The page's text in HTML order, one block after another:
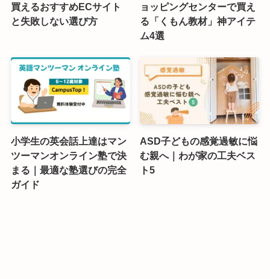
買えるおすすめECサイト
と失敗しない選び方
ョッピングセンターで買え
る「くもん教材」神アイテ
ム4選
小学生の英会話上達はマン
ツーマンオンライン塾で決
まる｜最適な塾選びの完全
ガイド
ASD子どもの感覚過敏に悩
む親へ｜わが家の工夫ベス
ト5